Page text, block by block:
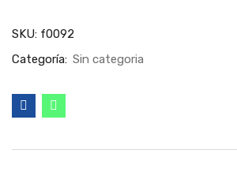
SKU: f0092
Categoría: Sin categoria